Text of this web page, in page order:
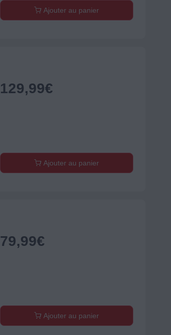
Ajouter au panier
129,99€
Ajouter au panier
79,99€
Ajouter au panier